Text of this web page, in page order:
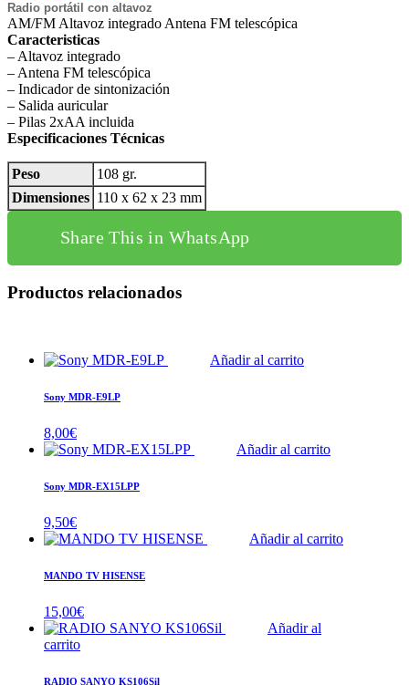
Radio portátil con altavoz
AM/FM Altavoz integrado Antena FM telescópica
Caracteristicas
– Altavoz integrado
– Antena FM telescópica
– Indicador de sintonización
– Salida auricular
– Pilas 2xAA incluida
Especificaciones Técnicas
Peso
108 gr.
Dimensiones 110 x 62 x 23 mm
Share This in WhatsApp
Productos relacionados
Añadir al carrito
Sony MDR-E9LP
8,00€
Añadir al carrito
Sony MDR-EX15LPP
9,50€
Añadir al carrito
MANDO TV HISENSE
15,00€
Añadir al
carrito
RADIO SANYO KS106Sil